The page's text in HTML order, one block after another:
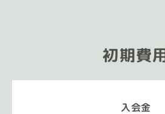
初期費
入会金